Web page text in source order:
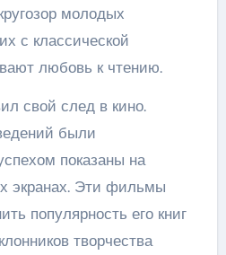
молодых
с классической
любовь к чтению.
свой след в кино.
были
показаны на
экранах. Эти фильмы
популярность его книг
творчества